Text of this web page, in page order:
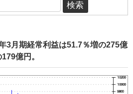
3月期経常利益は51.7％増の275億
億円。